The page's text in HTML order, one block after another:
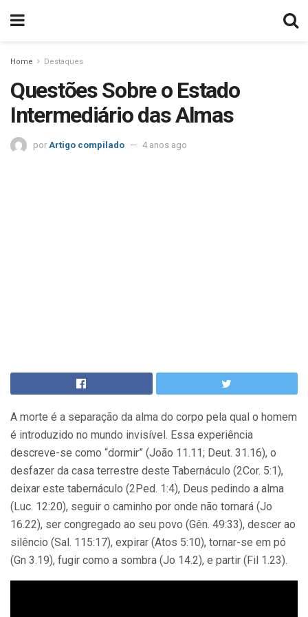
Home Destaques
Questões Sobre o Estado
Intermediário das Almas
por Artigo compilado 4 anos ago
A morte é a separação da alma do corpo pela qual o homem
é introduzido no mundo invisível. Essa experiência
descreve-se como “dormir” (João 11.11; Deut. 31.16), o
desfazer da casa terrestre deste Tabernáculo (2Cor. 5:1),
deixar este tabernáculo (2Ped. 1:4), Deus pedindo a alma
(Luc. 12:20), seguir o caminho por onde não tornará (Jo
16.22), ser congregado ao seu povo (Gên. 49:33), descer ao
silêncio (Sal. 115:17), expirar (Atos 5:10), tornar-se em pó
(Gn 3.19), fugir como a sombra (Jo 14.2), e partir (Fil 1.23).